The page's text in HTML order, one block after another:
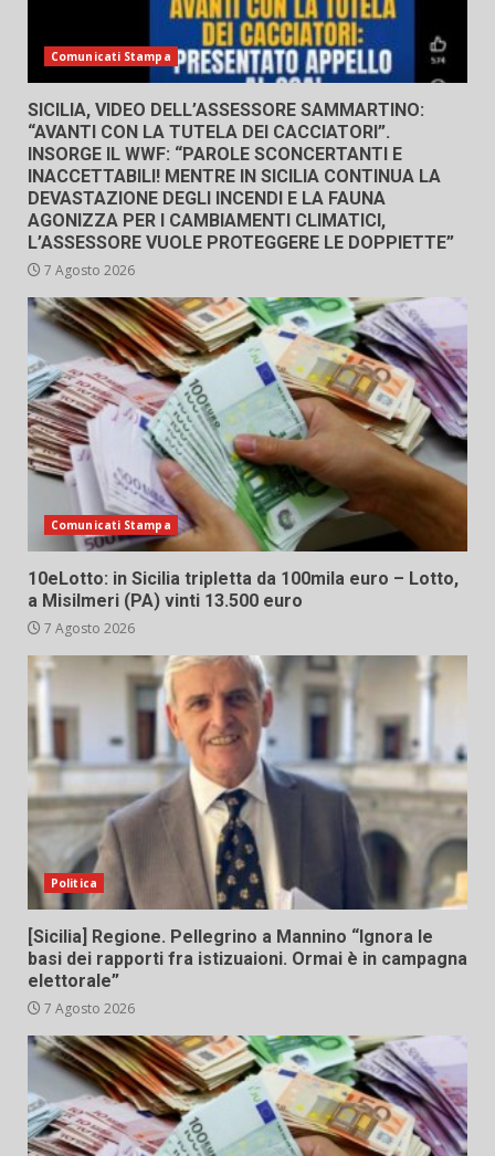
Comunicati Stampa
SICILIA, VIDEO DELL’ASSESSORE SAMMARTINO:
“AVANTI CON LA TUTELA DEI CACCIATORI”.
INSORGE IL WWF: “PAROLE SCONCERTANTI E
INACCETTABILI! MENTRE IN SICILIA CONTINUA LA
DEVASTAZIONE DEGLI INCENDI E LA FAUNA
AGONIZZA PER I CAMBIAMENTI CLIMATICI,
L’ASSESSORE VUOLE PROTEGGERE LE DOPPIETTE”
7 Agosto 2026
Comunicati Stampa
10eLotto: in Sicilia tripletta da 100mila euro – Lotto,
a Misilmeri (PA) vinti 13.500 euro
7 Agosto 2026
Politica
[Sicilia] Regione. Pellegrino a Mannino “Ignora le
basi dei rapporti fra istizuaioni. Ormai è in campagna
elettorale”
7 Agosto 2026